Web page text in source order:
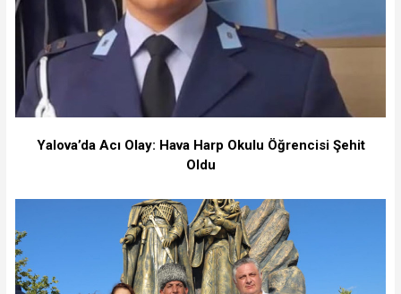
Yalova’da Acı Olay: Hava Harp Okulu Öğrencisi Şehit
Oldu